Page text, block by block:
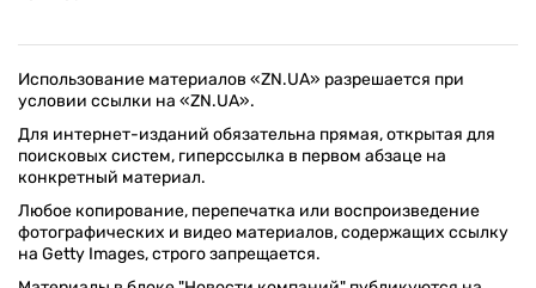
Использование материалов «ZN.UA» разрешается при
условии ссылки на «ZN.UA».
Для интернет-изданий обязательна прямая, открытая для
поисковых систем, гиперссылка в первом абзаце на
конкретный материал.
Любое копирование, перепечатка или воспроизведение
фотографических и видео материалов, содержащих ссылку
на Getty Images, строго запрещается.